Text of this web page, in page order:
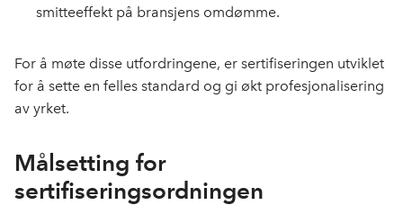
smitteeffekt på bransjens omdømme.
For å møte disse utfordringene, er sertifiseringen utviklet
for å sette en felles standard og gi økt profesjonalisering
av yrket.
Målsetting for
sertifiseringsordningen